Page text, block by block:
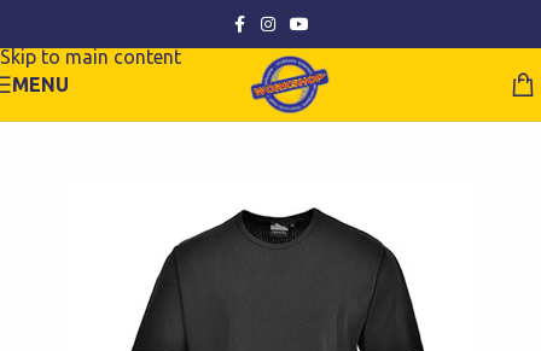
Skip to main content
MENU